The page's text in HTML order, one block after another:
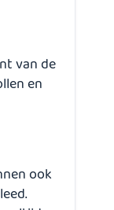
van de
en
ook